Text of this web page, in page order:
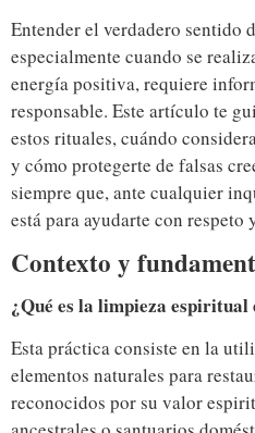
Entender el verdadero sentido
especialmente cuando se
energía positiva, requiere
responsable. Este artículo te
estos rituales, cuándo
y cómo protegerte de falsas
siempre que, ante cualquier
está para ayudarte con
Contexto y
¿Qué es la limpieza espiritual
Esta práctica consiste en la
elementos naturales para
reconocidos por su valor